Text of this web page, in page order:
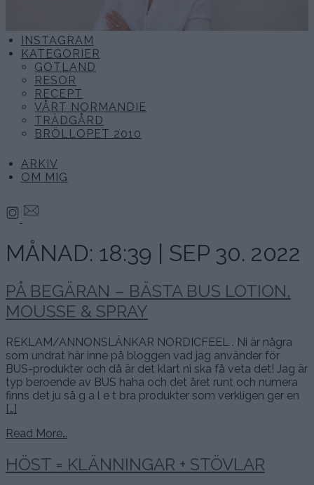
INSTAGRAM
KATEGORIER
GOTLAND
RESOR
RECEPT
VÅRT NORMANDIE
TRÄDGÅRD
BRÖLLOPET 2010
ARKIV
OM MIG
MÅNAD: 18:39 | SEP 30. 2022
PÅ BEGÄRAN – BÄSTA BUS LOTION,
MOUSSE & SPRAY
REKLAM/ANNONSLÄNKAR NORDICFEEL . Ni är några
som undrat här inne på bloggen vad jag använder för
BUS-produkter och då är det klart ni ska få veta det! Jag är
typ beroende av BUS haha och det året runt och numera
finns det ju så g a l e t bra produkter som verkligen ger en
[…]
Read More…
HÖST = KLÄNNINGAR + STÖVLAR